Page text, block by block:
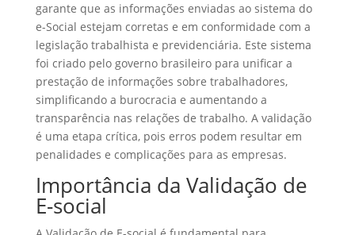
garante que as informações enviadas ao sistema do
e-Social estejam corretas e em conformidade com a
legislação trabalhista e previdenciária. Este sistema
foi criado pelo governo brasileiro para unificar a
prestação de informações sobre trabalhadores,
simplificando a burocracia e aumentando a
transparência nas relações de trabalho. A validação
é uma etapa crítica, pois erros podem resultar em
penalidades e complicações para as empresas.
Importância da Validação de
E-social